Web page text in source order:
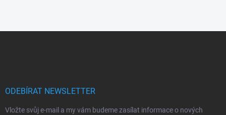
ODEBÍRAT NEWSLETTER
Vložte svůj e-mail a my vám budeme zasílat informace o nových